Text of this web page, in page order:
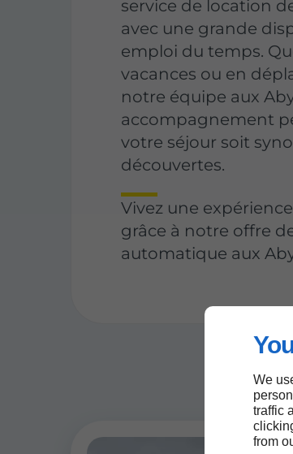
We
traffic
from
service de location
avec une grande
emploi du temps.
vacances ou en
notre équipe aux
accompagnement
votre séjour soit
découvertes.
Vivez une
grâce à notre offre
automatique aux